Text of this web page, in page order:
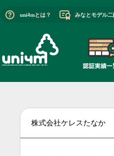
uni4mとは？ みなとモデル
株式会社ケレスたなか